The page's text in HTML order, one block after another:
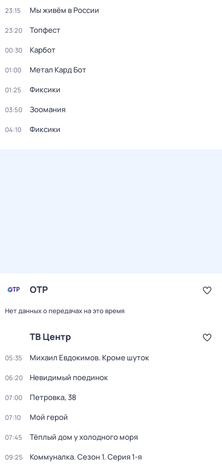
23:15 Мы живём в России
23:20 Топфест
00:30 Карбот
01:00 Метал Кард Бот
01:25 Фиксики
03:50 Зоомания
04:10 Фиксики
ОТР
Нет данных о передачах на это время
ТВ Центр
05:35 Михаил Евдокимов. Кроме шуток
06:20 Невидимый поединок
07:00 Петровка, 38
07:10 Мой герой
07:45 Тёплый дом у холодного моря
09:25 Коммуналка. Сезон 1. Серия 1-я